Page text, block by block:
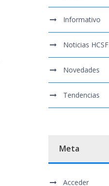
Informativo
Noticias HCSF
Novedades
Tendencias
Meta
Acceder